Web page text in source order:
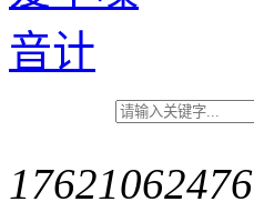
17621062476